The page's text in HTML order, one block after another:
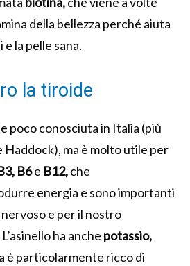
della bellezza perché aiuta
la pelle sana.
la tiroide
poco conosciuta in Italia (più
Haddock), ma è molto utile per
B6e B12,che
energia e sono importanti
e per il nostro
ha anche potassio,
è particolarmente ricco di